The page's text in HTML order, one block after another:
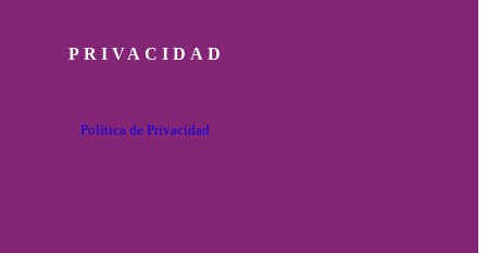
PRIVACIDAD
Política de Privacidad